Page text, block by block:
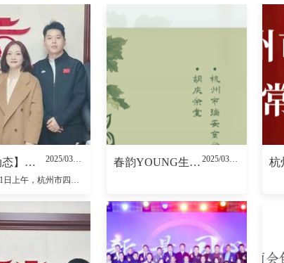
【商会动态】杭州市四季青街道领导一行莅临商会交流指导 2025/03/17
2025年3月11日上午，杭州市四季青街道领导一行来访
春韵YOUNG生，“她”芬芳四溢——杭州市瑞安商会&胡庆余堂女神节定格芳华 2025/03/14